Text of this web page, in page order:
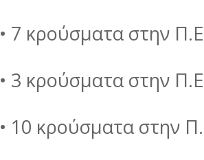
• 7 κρούσματα στην
• 3 κρούσματα στην
• 10 κρούσματα στην